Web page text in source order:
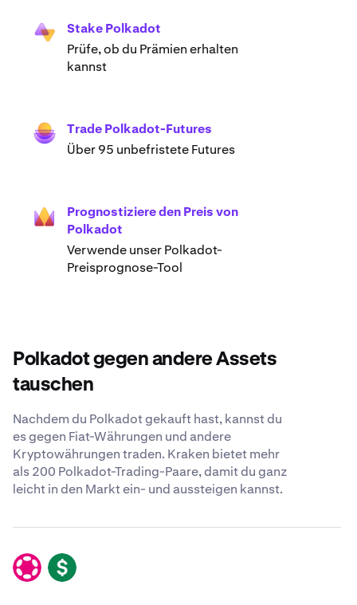
Stake Polkadot
Prüfe, ob du Prämien erhalten
kannst
Trade Polkadot-Futures
Über 95 unbefristete Futures
Prognostiziere den Preis von
Polkadot
Verwende unser Polkadot-
Preisprognose-Tool
Polkadot gegen andere Assets
tauschen
Nachdem du Polkadot gekauft hast, kannst du
es gegen Fiat-Währungen und andere
Kryptowährungen traden. Kraken bietet mehr
als 200 Polkadot-Trading-Paare, damit du ganz
leicht in den Markt ein- und aussteigen kannst.
USD